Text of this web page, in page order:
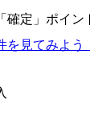
「確定」 ポイン
を見てみよう